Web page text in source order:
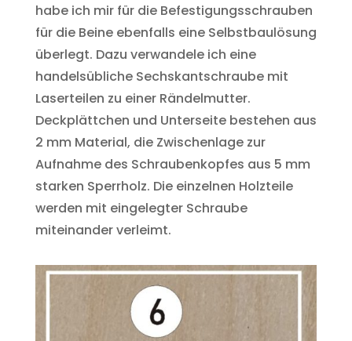
habe ich mir für die Befestigungsschrauben
für die Beine ebenfalls eine Selbstbaulösung
überlegt. Dazu verwandele ich eine
handelsübliche Sechskantschraube mit
Laserteilen zu einer Rändelmutter.
Deckplättchen und Unterseite bestehen aus
2 mm Material, die Zwischenlage zur
Aufnahme des Schraubenkopfes aus 5 mm
starken Sperrholz. Die einzelnen Holzteile
werden mit eingelegter Schraube
miteinander verleimt.